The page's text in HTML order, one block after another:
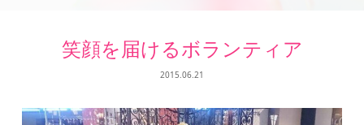
笑顔を届けるボランティア
2015.06.21